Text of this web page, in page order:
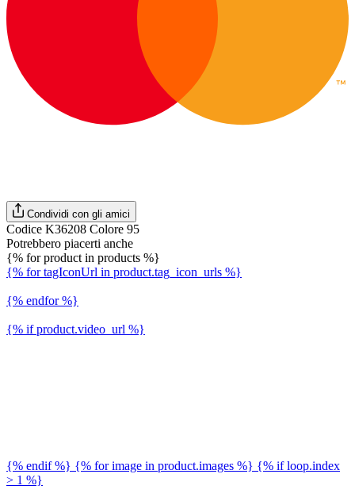
Condividi con gli amici
Codice K36208 Colore 95
Potrebbero piacerti anche
{% for product in products %}
{% for tagIconUrl in product.tag_icon_urls %}
{% endfor %}
{% if product.video_url %}
{% endif %} {% for image in product.images %} {% if loop.index
> 1 %}